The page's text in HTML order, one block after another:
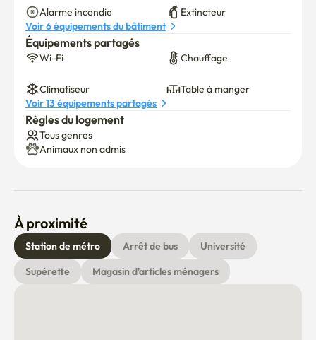
Alarme incendie
Extincteur
Voir 6 équipements du bâtiment
Équipements partagés
Wi-Fi Chauffage
Climatiseur
Table à manger
Voir 13 équipements partagés
Règles du logement
Tous genres
Animaux non admis
À proximité
Station de métro Arrêt de bus
Université
Supérette
Magasin d'articles ménagers